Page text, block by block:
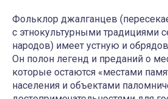
Фольклор джалганцев
с этнокультурными традициями
народов) имеет устную и
Он полон легенд и преданий о
которые остаются «местами
населения и объектами